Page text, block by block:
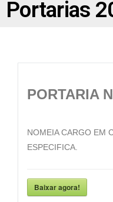
Portarias
PORTARIA
NOMEIA CARGO EM
ESPECIFICA.
Baixar agora!